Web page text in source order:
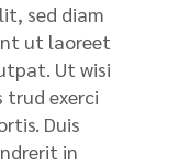
sed diam
ut laoreet
Ut wisi
trud exerci
Duis
in